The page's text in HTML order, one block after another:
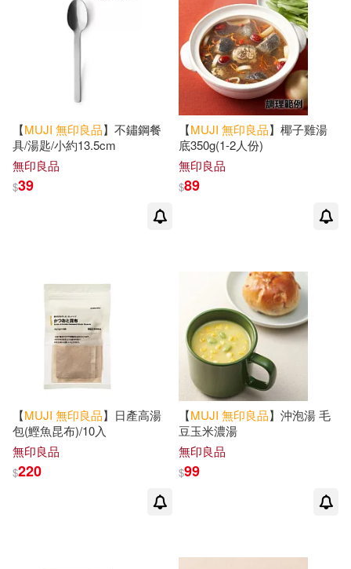
【MUJI 無印良品】不鏽鋼餐
具/湯匙/小約13.5cm
無印良品
$39
【MUJI 無印良品】椰子雞湯
底350g(1-2人份)
無印良品
$89
【MUJI 無印良品】日產高湯
包(鰹魚昆布)/10入
無印良品
$220
【MUJI 無印良品】沖泡湯 毛
豆玉米濃湯
無印良品
$99